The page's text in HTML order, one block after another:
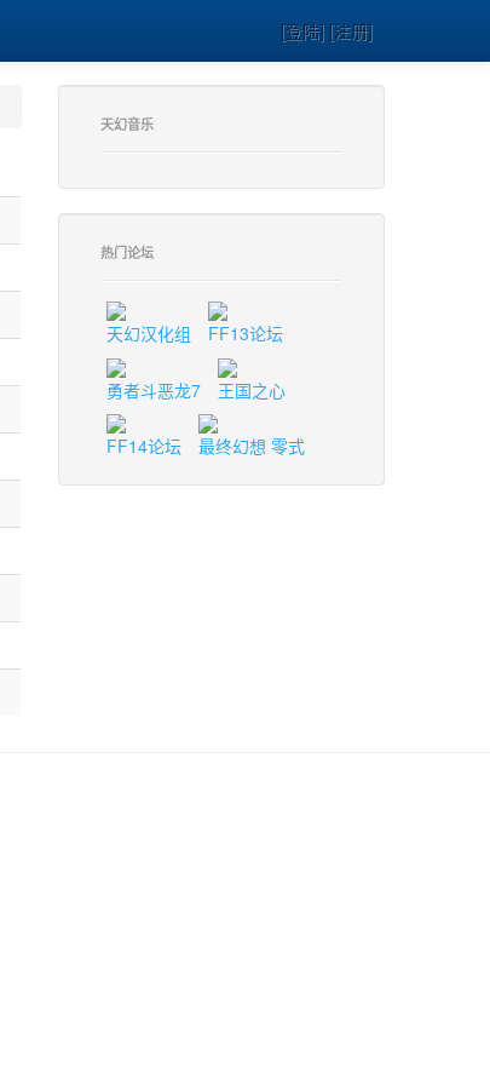
[登陆] [注册]
天幻音乐
热门论坛
天幻汉化组 FF13论坛
勇者斗恶龙7 王国之心
FF14论坛 最终幻想 零式